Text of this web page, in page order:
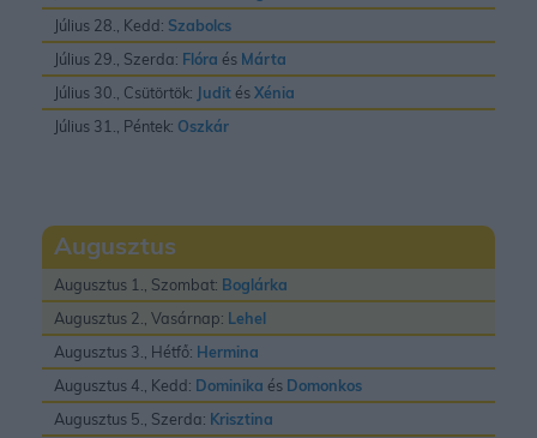
Július 28., Kedd: Szabolcs
Július 29., Szerda: Flóra és Márta
Július 30., Csütörtök: Judit ésXénia
Július 31., Péntek: Oszkár
Augusztus
Augusztus 1., Szombat: Boglárka
Augusztus 2., Vasárnap: Lehel
Augusztus 3., Hétfő: Hermina
Augusztus 4., Kedd: Dominika és Domonkos
Augusztus 5., Szerda: Krisztina